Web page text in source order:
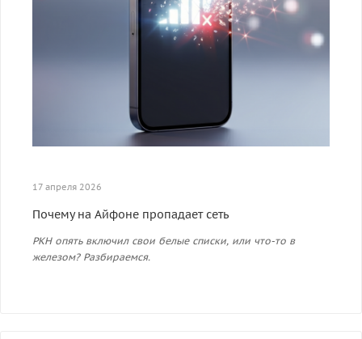
17 апреля 2026
Почему на Айфоне пропадает сеть
РКН опять включил свои белые списки, или что-то в
железом? Разбираемся.